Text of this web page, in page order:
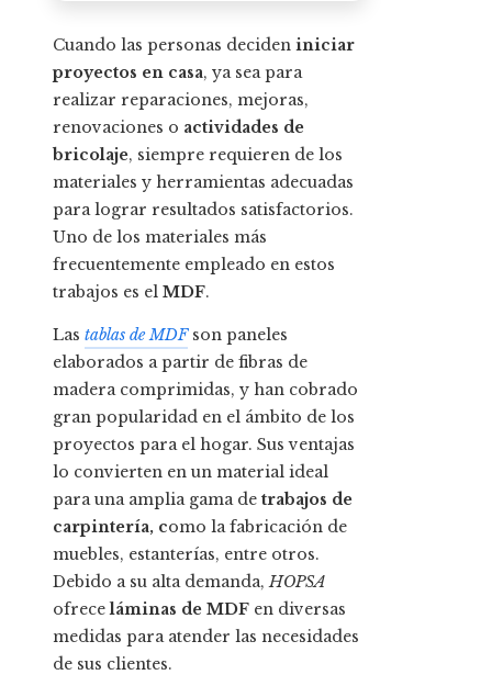
Cuando las personas deciden iniciar
proyectos en casa, ya sea para
realizar reparaciones, mejoras,
renovaciones o actividades de
bricolaje, siempre requieren de los
materiales y herramientas adecuadas
para lograr resultados satisfactorios.
Uno de los materiales más
frecuentemente empleado en estos
trabajos es el MDF.
Las tablas de MDFson paneles
elaborados a partir de fibras de
madera comprimidas, y han cobrado
gran popularidad en el ámbito de los
proyectos para el hogar. Sus ventajas
lo convierten en un material ideal
para una amplia gama de trabajos de
carpintería, como la fabricación de
muebles, estanterías, entre otros.
Debido a su alta demanda,HOPSA
ofreceláminas de MDF en diversas
medidas para atender las necesidades
de sus clientes.